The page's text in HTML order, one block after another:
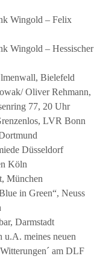
Wingold – Felix
Wingold – Hessischer
Bielefeld
Oliver Rehmann,
77, 20 Uhr
LVR Bonn
Düsseldorf
Köln
München
in Green“, Neuss
Darmstadt
u.A. meines neuen
am DLF